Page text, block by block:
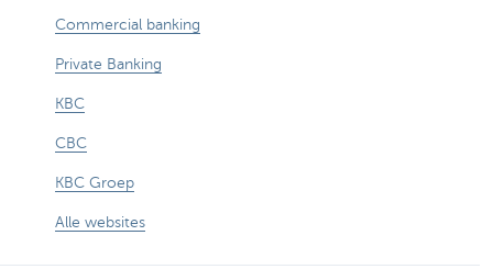
Commercial banking
Private Banking
KBC
CBC
KBC Groep
Alle websites